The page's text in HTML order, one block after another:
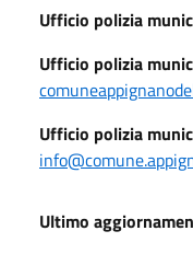
Ufficio polizia
Ufficio polizia
Ufficio polizia
Ultimo